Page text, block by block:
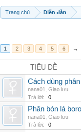
Trang chủ Diễn đàn
1 2 3 4 5 6 →
TIÊU ĐỀ
Cách dùng
nana01
Giao lưu
Trả lời:
0
Phân bón lá
nana01
Giao lưu
Trả lời:
0